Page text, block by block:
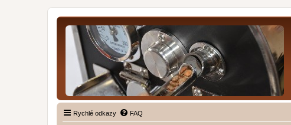
Rychlé odkazy FAQ